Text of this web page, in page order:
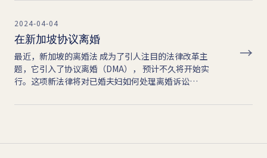
2024-04-04
在新加坡协议离婚
最近，新加坡的离婚法 成为了引人注目的法律改革主
题，它引入了协议离婚（DMA）， 预计不久将开始实
行。这项新法律将对已婚夫妇如何处理离婚诉讼…
→